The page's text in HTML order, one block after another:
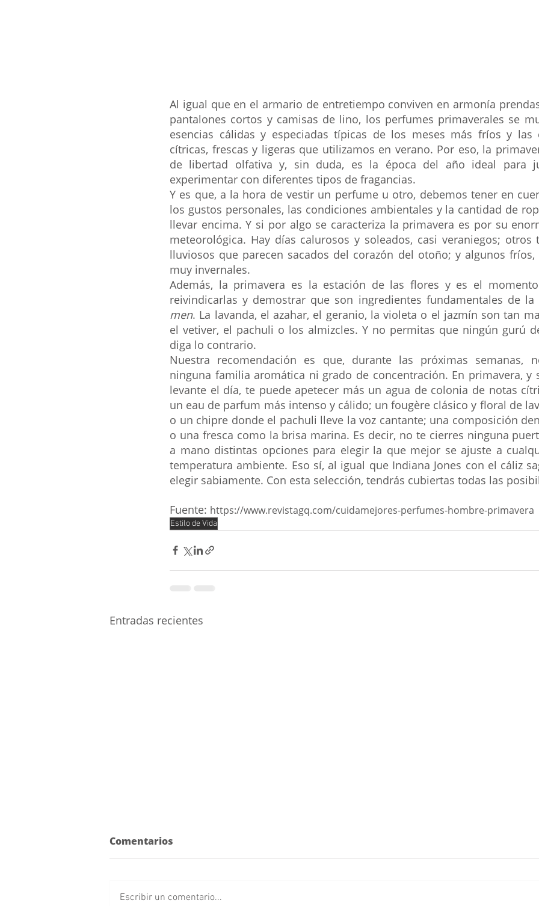
Al igual que en el armario de entretiempo conviven en armonía
pantalones cortos y camisas de lino, los perfumes primaverales se
esencias cálidas y especiadas típicas de los meses más fríos y las
cítricas, frescas y ligeras que utilizamos en verano. Por eso, la
de libertad olfativa y, sin duda, es la época del año ideal para
experimentar con diferentes tipos de fragancias.
Y es que, a la hora de vestir un perfume u otro, debemos tener en
los gustos personales, las condiciones ambientales y la cantidad de
llevar encima. Y si por algo se caracteriza la primavera es por su
meteorológica. Hay días calurosos y soleados, casi veraniegos; otros
lluviosos que parecen sacados del corazón del otoño; y algunos fríos,
muy invernales.
Además, la primavera es la estación de las flores y es el
reivindicarlas y demostrar que son ingredientes fundamentales de la
men. La lavanda, el azahar, el geranio, la violeta o el jazmín son tan
el vetiver, el pachuli o los almizcles. Y no permitas que ningún gurú
diga lo contrario.
Nuestra recomendación es que, durante las próximas semanas,
ninguna familia aromática ni grado de concentración. En primavera, y
levante el día, te puede apetecer más un agua de colonia de notas
un eau de parfum más intenso y cálido; un fougère clásico y floral de
o un chipre donde el pachuli lleve la voz cantante; una composición
o una fresca como la brisa marina. Es decir, no te cierres ninguna
a mano distintas opciones para elegir la que mejor se ajuste a
temperatura ambiente. Eso sí, al igual que Indiana Jones con el cáliz
elegir sabiamente. Con esta selección, tendrás cubiertas todas las
Fuente: https://www.revistagq.com/cuidamejores-perfumes-hombre-primavera
Estilo de Vida
Entradas recientes
Comentarios
Escribir un comentario...